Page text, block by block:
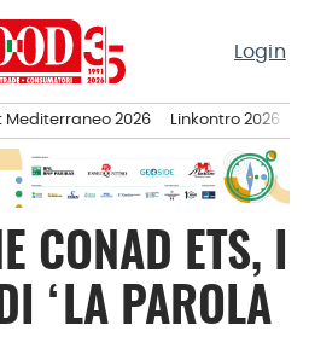
Login
Mediterraneo 2026 Linkontro 2026
CONAD ETS, I
‘LA PAROLA